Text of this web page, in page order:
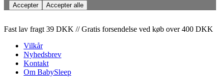
Fast lav fragt 39 DKK // Gratis forsendelse ved køb over 400 DKK
Vilkår
Nyhedsbrev
Kontakt
Om BabySleep